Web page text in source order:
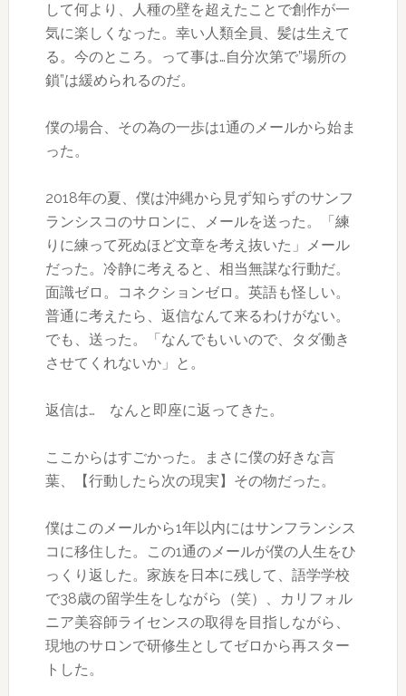
して何より、人種の壁を超えたことで創作が一
気に楽しくなった。幸い人類全員、髪は生えて
る。今のところ。って事は…自分次第で”場所の
鎖”は緩められるのだ。
僕の場合、その為の一歩は1通のメールから始ま
った。
2018年の夏、僕は沖縄から見ず知らずのサンフ
ランシスコのサロンに、メールを送った。「練
りに練って死ぬほど文章を考え抜いた」メール
だった。冷静に考えると、相当無謀な行動だ。
面識ゼロ。コネクションゼロ。英語も怪しい。
普通に考えたら、返信なんて来るわけがない。
でも、送った。「なんでもいいので、タダ働き
させてくれないか」と。
返信は… なんと即座に返ってきた。
ここからはすごかった。まさに僕の好きな言
葉、【行動したら次の現実】その物だった。
僕はこのメールから1年以内にはサンフランシス
コに移住した。この1通のメールが僕の人生をひ
っくり返した。家族を日本に残して、語学学校
で38歳の留学生をしながら（笑）、カリフォル
ニア美容師ライセンスの取得を目指しながら、
現地のサロンで研修生としてゼロから再スター
トした。